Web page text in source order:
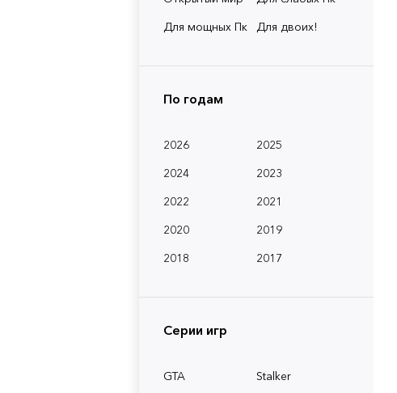
Для мощных Пк
Для двоих!
По годам
2026
2025
2024
2023
2022
2021
2020
2019
2018
2017
Серии игр
GTA
Stalker